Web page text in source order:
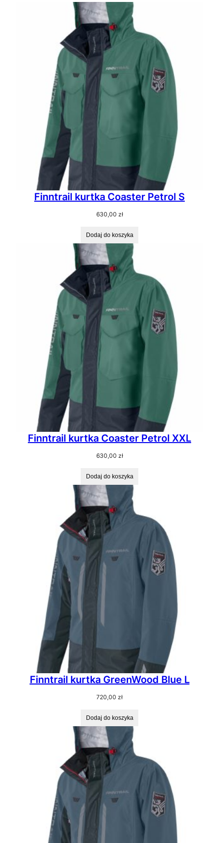
Finntrail kurtka Coaster Petrol S
630,00 zł
Dodaj do koszyka
Finntrail kurtka Coaster Petrol XXL
630,00 zł
Dodaj do koszyka
Finntrail kurtka GreenWood Blue L
720,00 zł
Dodaj do koszyka